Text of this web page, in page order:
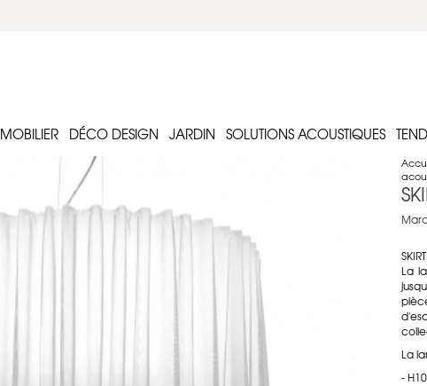
MOBILIER DÉCO DESIGN JARDIN SOLUTIONS ACOUSTIQUES
La
La
-